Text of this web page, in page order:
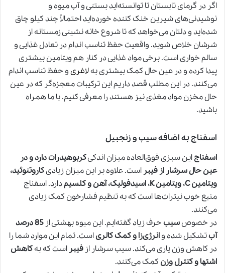
اگر در گرمای تابستان تا توانسته‌اید بستنی و آب میوه و
نوشیدنی‌های شیرین خنک کننده خورده‌اید احتمالاً چند کیلو چاق
شده‌اید و دلتان می‌خواهد که تا شروع خانه نشینی زمستانه از
شرشان خلاص شوید. واقعیت حفظ تناسب اندام در تعادل غذایی و
سالم خواری است. برخی مواد غذایی در کنار هم ویتامین بیشتری
پیدا کرده و در عین حال کمک بیشتری بهلاغریو حفظ تناسب اندام
می‌کنند. در این مطلب قصد داریم این ترکیبات معجزه‌گر که در عین
حال مخزن مواد مغذی نیز هستند را معرفی کنیم. با ما همراه
باشید.
اسفناج به اضافه سیب و زنجبیل
اسفناجاین سبزی فوق‌العاده میزان اندکیکربوهیدرات دارد و در
عین حال سرشار از فیبر است. علاوه بر این میزان زیادیکاروتنوئید،
ویتامین C، ویتامین K، اسیدفولیک، آهن و کلسیم
دارد. اسفناج
منبع خوب نیترات‌ها است که به تنظیم فشارخون کمک زیادی
می‌کنند.
در خصوصسیبحرف زیاد گفته‌ایم. این میوه بهشتی از
85 درصد
آبتشکیل شده وانرژی‌زا و کمک کالریاست. تمام این موارد شما را
در کاهش وزن یاری می‌کند. سیب سرشار از فیبر است که بهکاهش
اشتها و کنترل وزن کمک می‌کنند.